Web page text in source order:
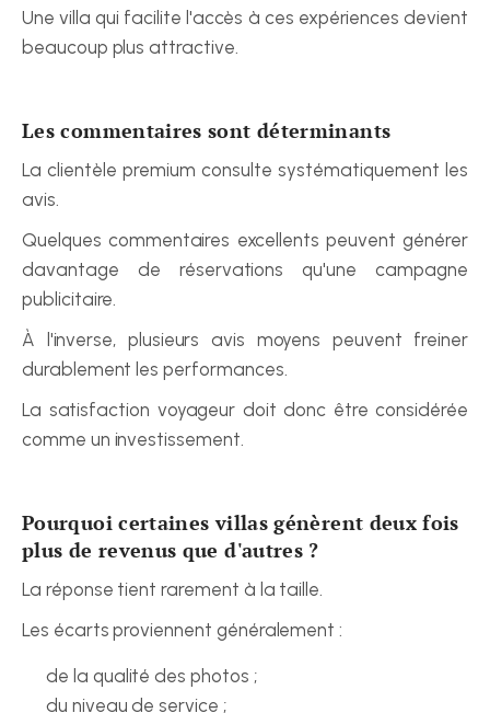
Une villa qui facilite l'accès à ces expériences devient
beaucoup plus attractive.
Les commentaires sont déterminants
La clientèle premium consulte systématiquement les
avis.
Quelques commentaires excellents peuvent générer
davantage de réservations qu'une campagne
publicitaire.
À l'inverse, plusieurs avis moyens peuvent freiner
durablement les performances.
La satisfaction voyageur doit donc être considérée
comme un investissement.
Pourquoi certaines villas génèrent deux fois
plus de revenus que d'autres ?
La réponse tient rarement à la taille.
Les écarts proviennent généralement :
de la qualité des photos ;
du niveau de service ;